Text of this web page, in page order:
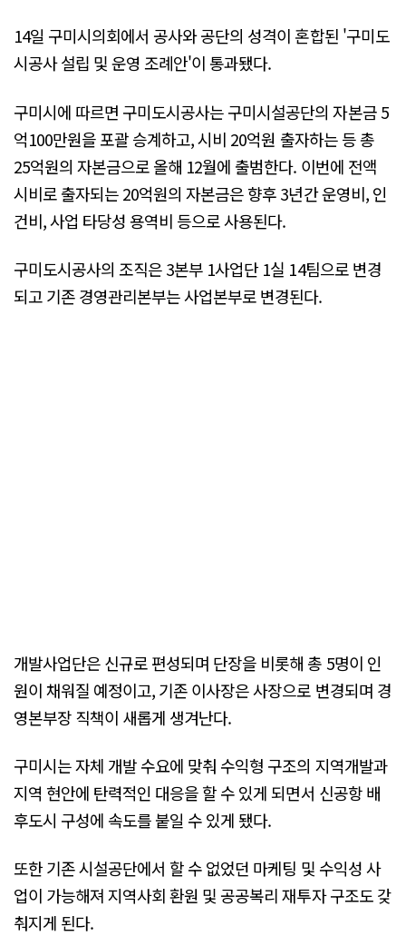
14일 구미시의회에서 공사와 공단의 성격이 혼합된 '구미도
시공사 설립 및 운영 조례안'이 통과됐다.
구미시에 따르면 구미도시공사는 구미시설공단의 자본금 5
억100만원을 포괄 승계하고, 시비 20억원 출자하는 등 총
25억원의 자본금으로 올해 12월에 출범한다. 이번에 전액
시비로 출자되는 20억원의 자본금은 향후 3년간 운영비, 인
건비, 사업 타당성 용역비 등으로 사용된다.
구미도시공사의 조직은 3본부 1사업단 1실 14팀으로 변경
되고 기존 경영관리본부는 사업본부로 변경된다.
개발사업단은 신규로 편성되며 단장을 비롯해 총 5명이 인
원이 채워질 예정이고, 기존 이사장은 사장으로 변경되며 경
영본부장 직책이 새롭게 생겨난다.
구미시는 자체 개발 수요에 맞춰 수익형 구조의 지역개발과
지역 현안에 탄력적인 대응을 할 수 있게 되면서 신공항 배
후도시 구성에 속도를 붙일 수 있게 됐다.
또한 기존 시설공단에서 할 수 없었던 마케팅 및 수익성 사
업이 가능해져 지역사회 환원 및 공공복리 재투자 구조도 갖
춰지게 된다.